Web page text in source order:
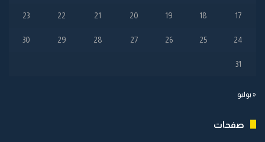
17
18
19
20
21
22
23
24
25
26
27
28
29
30
31
« يوليو
صفحات